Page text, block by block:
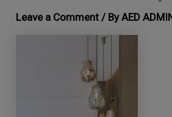
Leave a Comment / ByAED